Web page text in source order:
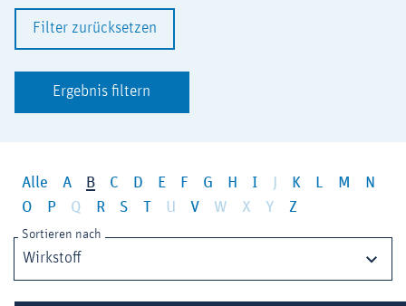
Filter zurücksetzen
Ergebnis filtern
Alle A B C D E F G H I K L M
N
O
P Q R S T U V W X Y Z
Sortieren nach